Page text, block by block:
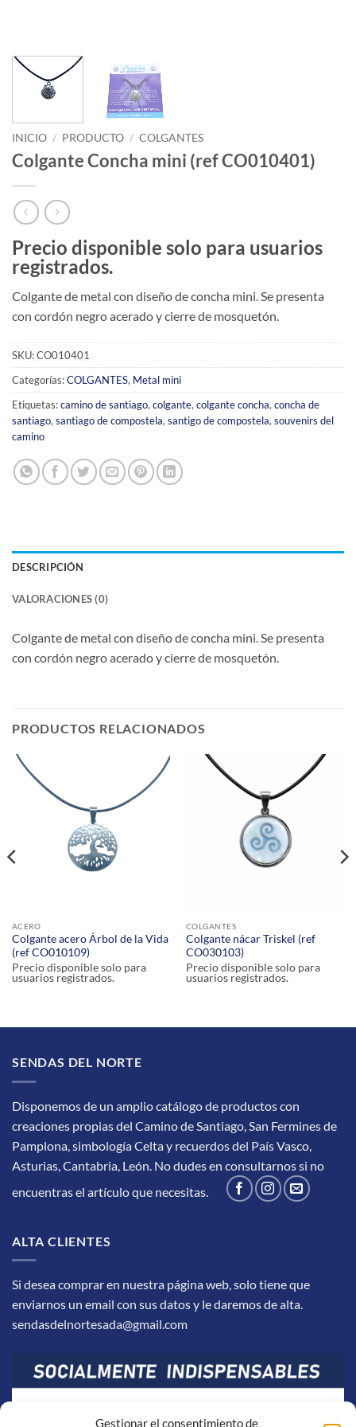
Gestionar el consentimiento de
INICIO / PRODUCTO / COLGANTES
Colgante Concha mini (ref CO010401)
Precio disponible solo para usuarios
registrados.
Colgante de metal con diseño de concha mini.Se presenta
con cordón negro acerado y cierre de mosquetón.
SKU:CO010401
Categorías:COLGANTES, Metal mini
Etiquetas:camino de santiago, colgante, colgante concha, concha de
santiago, santiago de compostela, santigo de compostela, souvenirs del
camino
DESCRIPCIÓN
VALORACIONES (0)
Colgante de metal con diseño de concha mini. Se presenta
con cordón negro acerado y cierre de mosquetón.
PRODUCTOS RELACIONADOS
ACERO
Colgante acero Árbol de la Vida
(ref CO010109)
Precio disponible solo para
usuarios registrados.
COLGANTES
Colgante nácar Triskel (ref
CO030103)
Precio disponible solo para
usuarios registrados.
SENDAS DEL NORTE
Disponemos de un amplio catálogo de productos con
creaciones propias del Camino de Santiago, San Fermines de
Pamplona, simbología Celta y recuerdos del País Vasco,
Asturias, Cantabria, León. No dudes en consultarnos si no
encuentras el artículo que necesitas.
ALTA CLIENTES
Si desea comprar en nuestra página web, solo tiene que
enviarnos un email con sus datos y le daremos de alta.
sendasdelnortesada@gmail.com